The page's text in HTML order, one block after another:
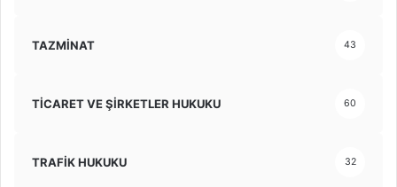
TAZMİNAT 43
TİCARET VE ŞİRKETLER HUKUKU 60
TRAFİK HUKUKU 32